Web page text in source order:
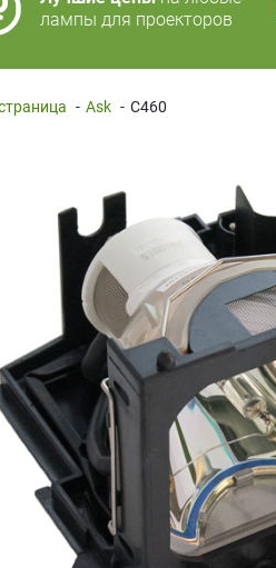
лампы для проекторов
- Ask - C460